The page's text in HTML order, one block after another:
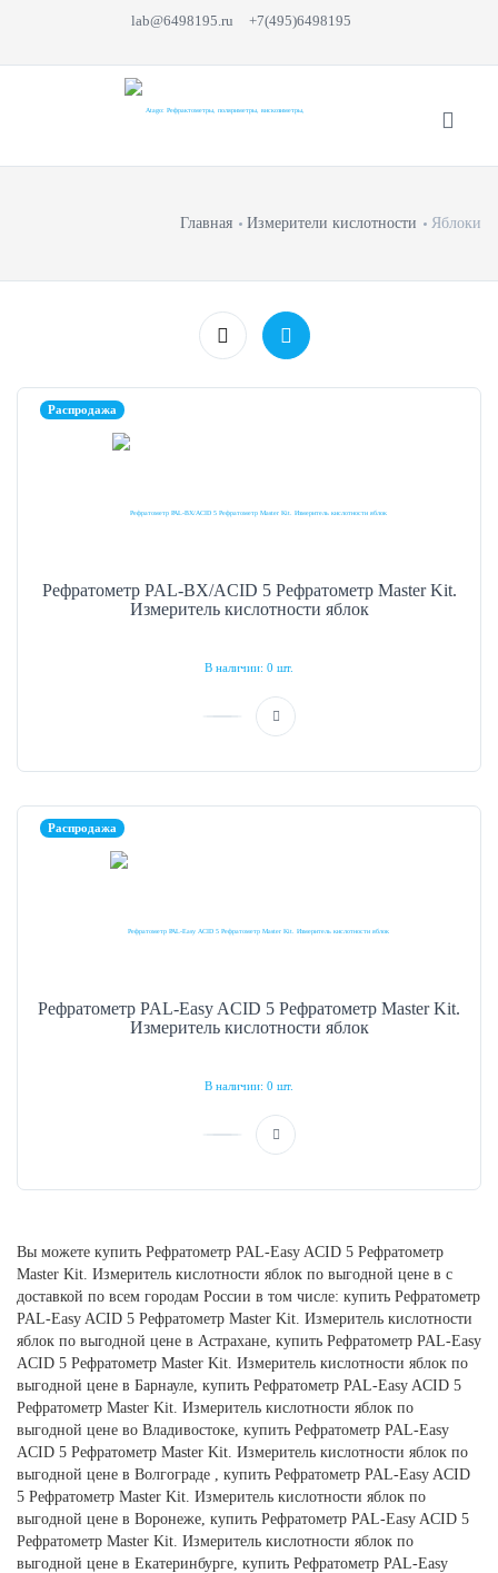
lab@6498195.ru +7(495)6498195
Главная Измерители кислотности Яблоки
Распродажа
Рефратометр PAL-BX/ACID 5 Рефратометр Master Kit.
Измеритель кислотности яблок
В наличии: 0 шт.
Распродажа
Рефратометр PAL-Easy ACID 5 Рефратометр Master Kit.
Измеритель кислотности яблок
В наличии: 0 шт.
Вы можете купить Рефратометр PAL-Easy ACID 5 Рефратометр
Master Kit. Измеритель кислотности яблок по выгодной цене в с
доставкой по всем городам России в том числе: купить Рефратометр
PAL-Easy ACID 5 Рефратометр Master Kit. Измеритель кислотности
яблок по выгодной цене в Астрахане, купить Рефратометр PAL-Easy
ACID 5 Рефратометр Master Kit. Измеритель кислотности яблок по
выгодной цене в Барнауле, купить Рефратометр PAL-Easy ACID 5
Рефратометр Master Kit. Измеритель кислотности яблок по
выгодной цене во Владивостоке, купить Рефратометр PAL-Easy
ACID 5 Рефратометр Master Kit. Измеритель кислотности яблок по
выгодной цене в Волгограде , купить Рефратометр PAL-Easy ACID
5 Рефратометр Master Kit. Измеритель кислотности яблок по
выгодной цене в Воронеже, купить Рефратометр PAL-Easy ACID 5
Рефратометр Master Kit. Измеритель кислотности яблок по
выгодной цене в Екатеринбурге, купить Рефратометр PAL-Easy